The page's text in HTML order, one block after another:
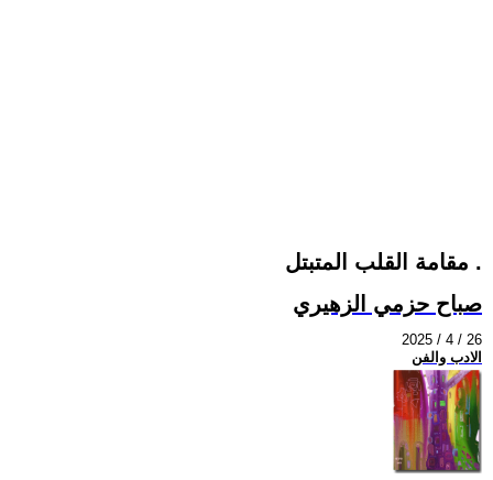
مقامة القلب المتبتل .
صباح حزمي الزهيري
2025 / 4 / 26
الادب والفن